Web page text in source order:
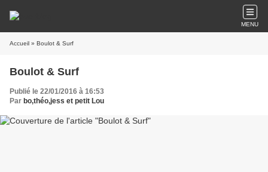
MENU
Accueil » Boulot & Surf
Boulot & Surf
Publié le 22/01/2016 à 16:53
Par bo,théo,jess et petit Lou